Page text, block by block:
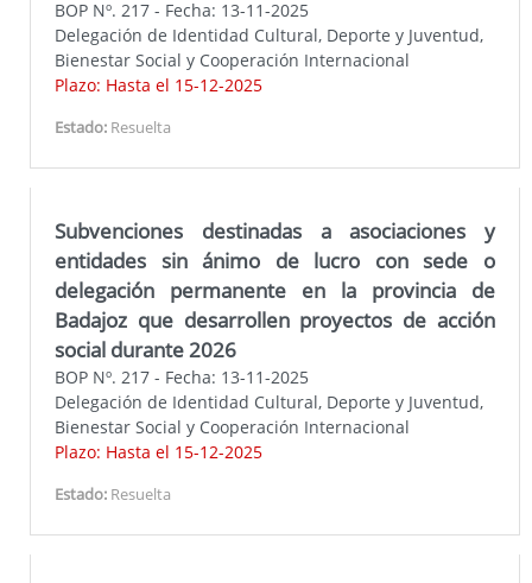
BOP Nº. 217 - Fecha: 13-11-2025
Delegación de Identidad Cultural, Deporte y Juventud,
Bienestar Social y Cooperación Internacional
Plazo: Hasta el 15-12-2025
Estado: Resuelta
Subvenciones destinadas a asociaciones y
entidades sin ánimo de lucro con sede o
delegación permanente en la provincia de
Badajoz que desarrollen proyectos de acción
social durante 2026
BOP Nº. 217 - Fecha: 13-11-2025
Delegación de Identidad Cultural, Deporte y Juventud,
Bienestar Social y Cooperación Internacional
Plazo: Hasta el 15-12-2025
Estado: Resuelta